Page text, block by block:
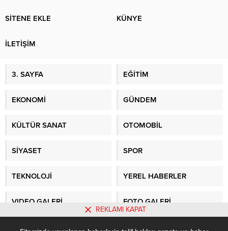
SİTENE EKLE KÜNYE
İLETİŞİM
3. SAYFA EĞİTİM
EKONOMİ GÜNDEM
KÜLTÜR SANAT OTOMOBİL
SİYASET SPOR
TEKNOLOJİ YEREL HABERLER
VIDEO GALERİ FOTO GALERİ
REKLAMI KAPAT